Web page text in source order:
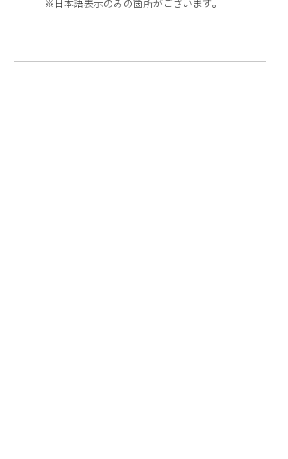
※日本語表示のみの箇所がございます。